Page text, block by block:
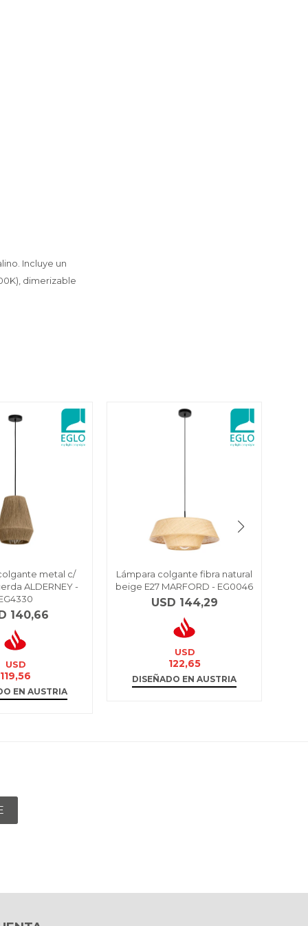
Incluye un
dimerizable
metal c/
ALDERNEY -
140,66
USD
119,56
EN AUSTRIA
Lámpara colgante fibra natural
beige E27 MARFORD - EG0046
USD 144,29
USD
122,65
DISEÑADO EN AUSTRIA